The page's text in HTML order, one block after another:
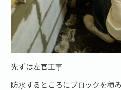
先ずは左官工事
防水するところにブロックを積